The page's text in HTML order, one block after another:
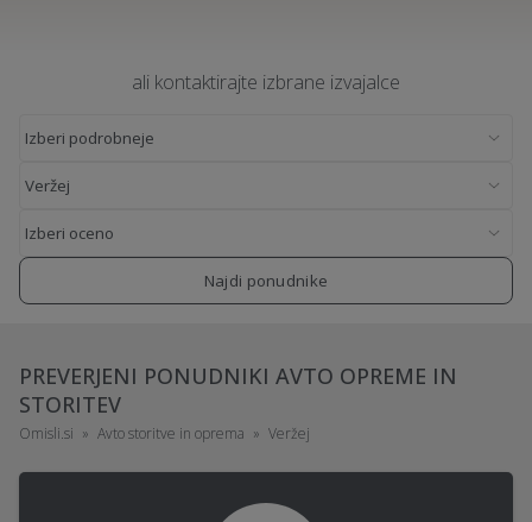
ali kontaktirajte izbrane izvajalce
Najdi ponudnike
PREVERJENI PONUDNIKI AVTO OPREME IN
STORITEV
Omisli.si Avto storitve in oprema Veržej